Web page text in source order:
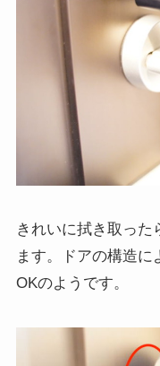
きれいに拭き取った
ます。ドアの構造に
OKのようです。